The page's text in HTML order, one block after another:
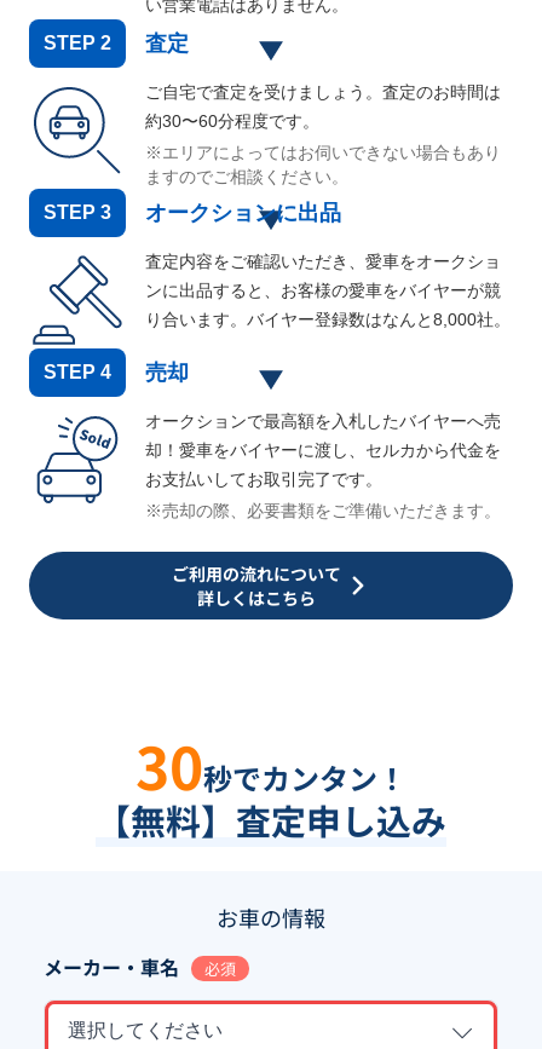
い営業電話はありません。
STEP 2 査定
ご自宅で査定を受けましょう。査定のお時間は
約30〜60分程度です。
※エリアによってはお伺いできない場合もあり
ますのでご相談ください。
STEP 3 オークションに出品
査定内容をご確認いただき、愛車をオークショ
ンに出品すると、お客様の愛車をバイヤーが競
り合います。バイヤー登録数はなんと8,000社。
STEP 4 売却
オークションで最高額を入札したバイヤーへ売
却！愛車をバイヤーに渡し、セルカから代金を
お支払いしてお取引完了です。
※売却の際、必要書類をご準備いただきます。
ご利用の流れについて
詳しくはこちら
30秒でカンタン！
【無料】査定申し込み
お車の情報
メーカー・車名 必須
選択してください